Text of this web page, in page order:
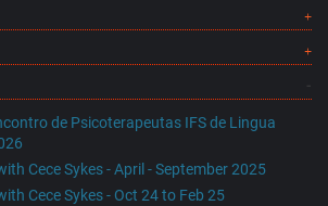
de Psicoterapeutas IFS de Lingua
Cece Sykes - April - September 2025
Cece Sykes - Oct 24 to Feb 25